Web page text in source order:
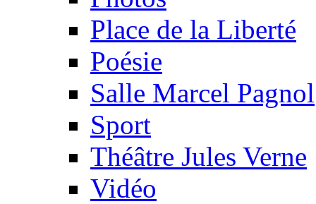
Place de la Liberté
Poésie
Salle Marcel Pagnol
Sport
Théâtre Jules Verne
Vidéo